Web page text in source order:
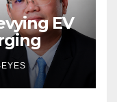
EV
before
must